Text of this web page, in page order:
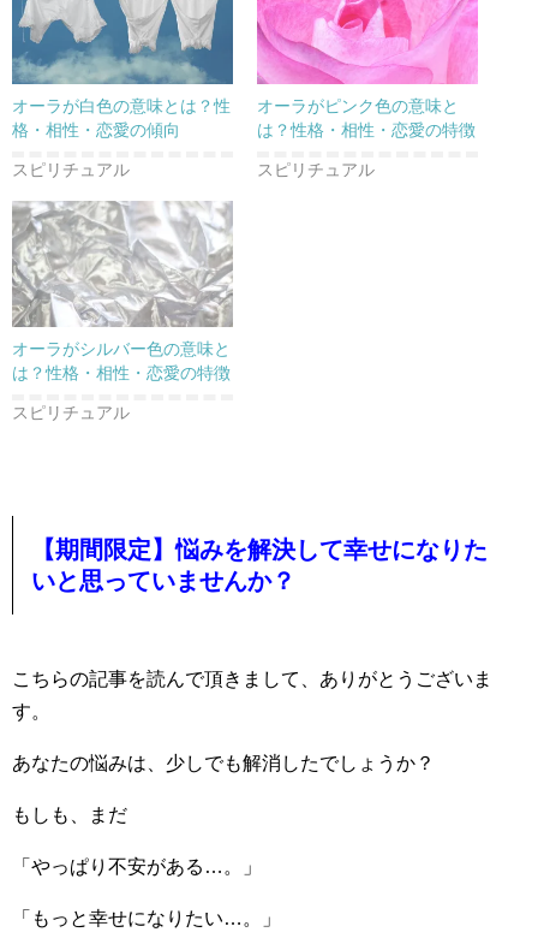
オーラが白色の意味とは？性
格・相性・恋愛の傾向
スピリチュアル
オーラがピンク色の意味と
は？性格・相性・恋愛の特徴
スピリチュアル
オーラがシルバー色の意味と
は？性格・相性・恋愛の特徴
スピリチュアル
【期間限定】悩みを解決して幸せになりた
いと思っていませんか？
こちらの記事を読んで頂きまして、ありがとうございま
す。
あなたの悩みは、少しでも解消したでしょうか？
もしも、まだ
「やっぱり不安がある…。」
「もっと幸せになりたい…。」